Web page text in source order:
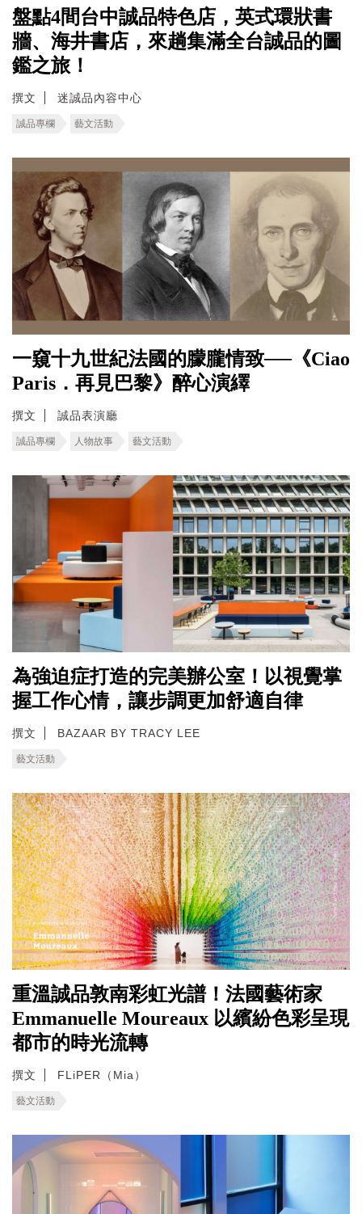
盤點4間台中誠品特色店，英式環狀書
牆、海井書店，來趟集滿全台誠品的圖
鑑之旅！
撰文 迷誠品內容中心
誠品專欄 藝文活動
一窺十九世紀法國的朦朧情致──《Ciao
Paris．再見巴黎》醉心演繹
撰文 誠品表演廳
誠品專欄 人物故事 藝文活動
為強迫症打造的完美辦公室！以視覺掌
握工作心情，讓步調更加舒適自律
撰文 BAZAAR BY TRACY LEE
藝文活動
重溫誠品敦南彩虹光譜！法國藝術家
Emmanuelle Moureaux 以繽紛色彩呈現
都市的時光流轉
撰文 FLiPER（Mia）
藝文活動